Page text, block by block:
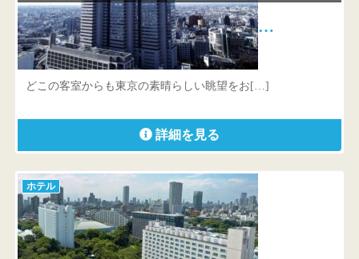
パーク ハイアット 東京 39階…
東京都 新宿区西新宿3-7-1-2
どこの客室からも東京の素晴らしい眺望をお[…]
詳細を見る
ホテル